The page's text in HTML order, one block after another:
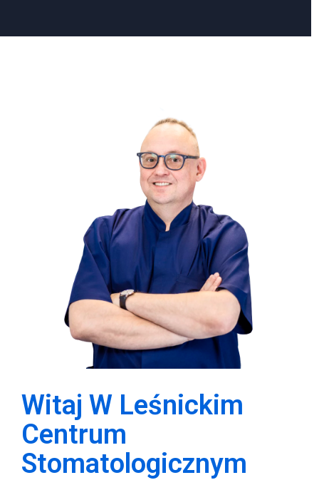
Witaj W Leśnickim
Centrum
Stomatologicznym